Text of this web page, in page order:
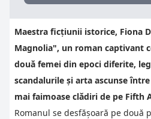
Maestra ficțiunii istorice, Fiona
Magnolia", un roman captivant
două femei din epoci diferite,
scandalurile și arta ascunse
mai faimoase clădiri de pe Fifth
Romanul se desfășoară pe două